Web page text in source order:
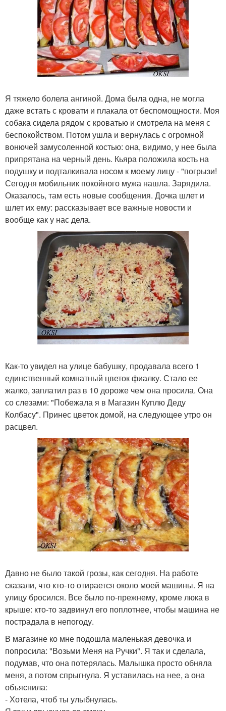
Я тяжело болела ангиной. Дома была одна, не могла
даже встать с кровати и плакала от беспомощности. Моя
собака сидела рядом с кроватью и смотрела на меня с
беспокойством. Потом ушла и вернулась с огромной
вонючей замусоленной костью: она, видимо, у нее была
припрятана на черный день. Кьяра положила кость на
подушку и подталкивала носом к моему лицу - "погрызи!
Сегодня мобильник покойного мужа нашла. Зарядила.
Оказалось, там есть новые сообщения. Дочка шлет и
шлет их ему: рассказывает все важные новости и
вообще как у нас дела.
Как-то увидел на улице бабушку, продавала всего 1
единственный комнатный цветок фиалку. Стало ее
жалко, заплатил раз в 10 дороже чем она просила. Она
со слезами: "Побежала я в Магазин Куплю Деду
Колбасу". Принес цветок домой, на следующее утро он
расцвел.
Давно не было такой грозы, как сегодня. На работе
сказали, что кто-то отирается около моей машины. Я на
улицу бросился. Все было по-прежнему, кроме люка в
крыше: кто-то задвинул его поплотнее, чтобы машина не
пострадала в непогоду.
В магазине ко мне подошла маленькая девочка и
попросила: "Возьми Меня на Ручки". Я так и сделала,
подумав, что она потерялась. Малышка просто обняла
меня, а потом спрыгнула. Я уставилась на нее, а она
объяснила:
- Хотела, чтоб ты улыбнулась.